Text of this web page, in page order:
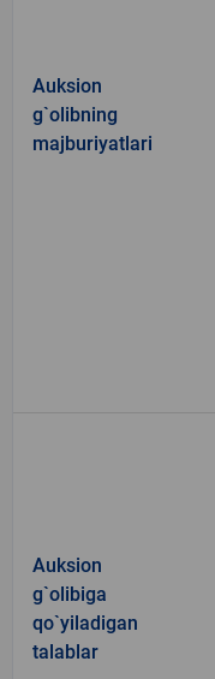
Auksion
g`olibning
majburiyatlari
Auksion
g`olibiga
qo`yiladigan
talablar